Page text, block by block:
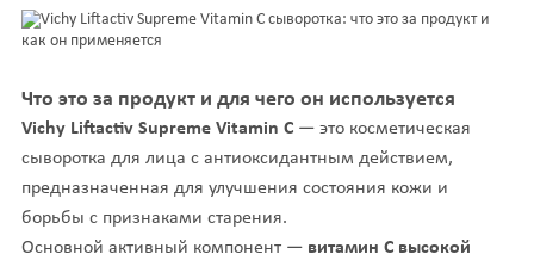
Что это за продукт и для чего он используется
Vichy Liftactiv Supreme Vitamin C — это косметическая
сыворотка для лица с антиоксидантным действием,
предназначенная для улучшения состояния кожи и
борьбы с признаками старения.
Основной активный компонент — витамин C высокой